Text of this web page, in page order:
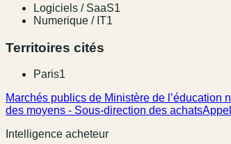
Logiciels / SaaS1
Numerique / IT1
Territoires cités
Paris1
Marchés publics de Ministère de l’éducation
des moyens - Sous-direction des achats
Intelligence acheteur